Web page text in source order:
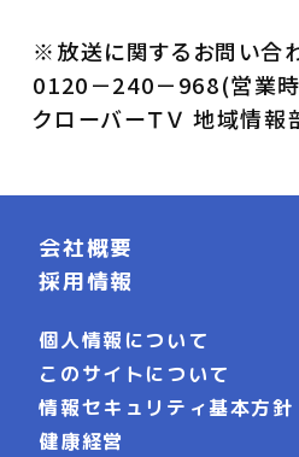
※放送に関するお問い合
0120－240－968(営業
クローバーＴＶ 地域情報
会社概要
採用情報
個人情報について
このサイトについて
情報セキュリティ基本方針
健康経営